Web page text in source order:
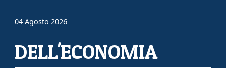
04 Agosto 2026
DELL'ECONOMIA